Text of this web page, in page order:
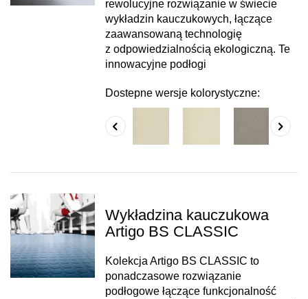
rewolucyjne rozwiązanie w świecie
wykładzin kauczukowych, łączące
zaawansowaną technologię
z odpowiedzialnością ekologiczną. Te
innowacyjne podłogi
Dostepne wersje kolorystyczne:
Wykładzina kauczukowa
Artigo BS CLASSIC
Kolekcja Artigo BS CLASSIC to
ponadczasowe rozwiązanie
podłogowe łączące funkcjonalność